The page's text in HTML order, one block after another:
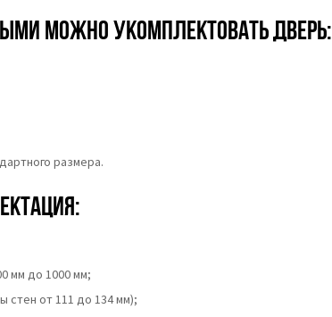
можно укомплектовать дверь:
размера.
мм до 1000 мм;
стен от 111 до 134 мм);